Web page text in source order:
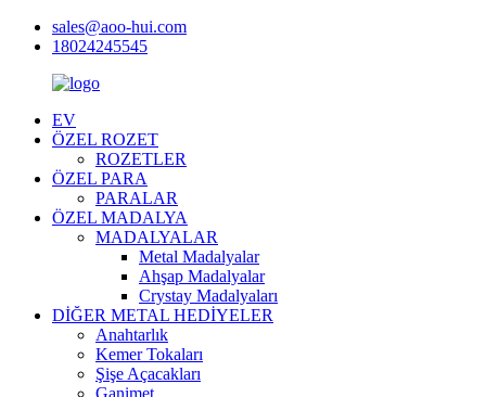
sales@aoo-hui.com
18024245545
EV
ÖZEL ROZET
ROZETLER
ÖZEL PARA
PARALAR
ÖZEL MADALYA
MADALYALAR
Metal Madalyalar
Ahşap Madalyalar
Crystay Madalyaları
DİĞER METAL HEDİYELER
Anahtarlık
Kemer Tokaları
Şişe Açacakları
Ganimet